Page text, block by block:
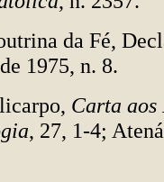
da Fé,
1975, n. 8.
Carta aos
, 27, 1-4;